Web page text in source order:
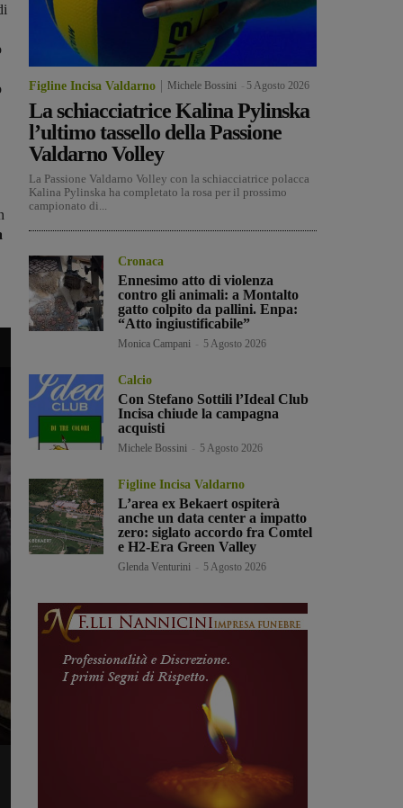
Figline Incisa Valdarno Michele Bossini 5 Agosto 2026
La schiacciatrice Kalina Pylinska
l’ultimo tassello della Passione
Valdarno Volley
La Passione Valdarno Volley con la schiacciatrice polacca
Kalina Pylinska ha completato la rosa per il prossimo
campionato di...
Cronaca
Ennesimo atto di violenza
contro gli animali: a Montalto
gatto colpito da pallini. Enpa:
“Atto ingiustificabile”
Monica Campani 5 Agosto 2026
Calcio
Con Stefano Sottili l’Ideal Club
Incisa chiude la campagna
acquisti
Michele Bossini 5 Agosto 2026
Figline Incisa Valdarno
L’area ex Bekaert ospiterà
anche un data center a impatto
zero: siglato accordo fra Comtel
e H2-Era Green Valley
Glenda Venturini 5 Agosto 2026